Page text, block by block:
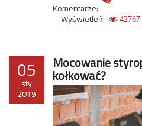
Komentarze:
Wyświetleń: 42767
05
sty
2019
Mocowanie
kołkować?